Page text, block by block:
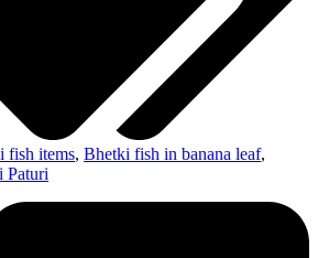
fish items, Bhetki fish in banana leaf,
Paturi